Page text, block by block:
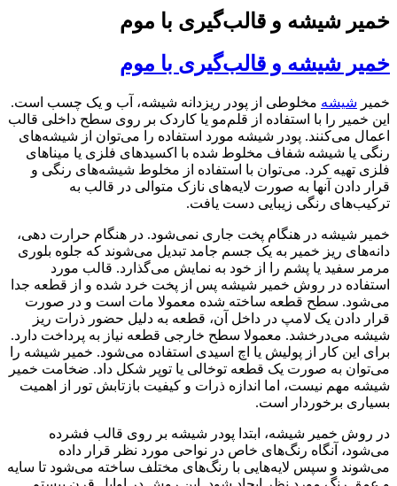
خمیر شیشه و قالب‌گیری با موم
خمیر شیشه و قالب‌گیری با موم
خمیر شیشه مخلوطی از پودر ریزدانه شیشه، آب و یک چسب است.
این خمیر را با استفاده از قلم‌مو یا کاردک بر روی سطح داخلی قالب
اعمال می‌کنند. پودر شیشه مورد استفاده را می‌توان از شیشه‌های
رنگی یا شیشه شفاف مخلوط شده با اکسیدهای فلزی یا میناهای
فلزی تهیه کرد. می‌توان با استفاده از مخلوط شیشه‌های رنگی و
قرار دادن آنها به صورت لایه‌های نازک متوالی در قالب به
ترکیب‌های رنگی زیبایی دست یافت.
خمیر شیشه در هنگام پخت جاری نمی‌شود. در هنگام حرارت دهی،
دانه‌های ریز خمیر به یک جسم جامد تبدیل می‌شوند که جلوه بلوری
مرمر سفید یا پشم را از خود به نمایش می‌گذارد. قالب مورد
استفاده در روش خمیر شیشه پس از پخت خرد شده و از قطعه جدا
می‌شود. سطح قطعه ساخته شده معمولا مات است و در صورت
قرار دادن یک لامپ در داخل آن، قطعه به دلیل حضور ذرات ریز
شیشه می‌درخشد. معمولا سطح خارجی قطعه نیاز به پرداخت دارد.
برای این کار از پولیش یا اچ اسیدی استفاده می‌شود. خمیر شیشه را
می‌توان به صورت یک قطعه توخالی یا توپر شکل داد. ضخامت خمیر
شیشه مهم نیست، اما اندازه ذرات و کیفیت بازتابش تور از اهمیت
بسیاری برخوردار است.
در روش خمیر شیشه، ابتدا پودر شیشه بر روی قالب فشرده
می‌شود، آنگاه رنگ‌های خاص در نواحی مورد نظر قرار داده
می‌شوند و سپس لایه‌هایی با رنگ‌های مختلف ساخته می‌شود تا سایه